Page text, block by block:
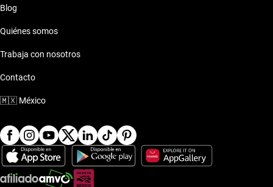
Blog
Quiénes somos
Trabaja con nosotros
Contacto
🇲🇽 México